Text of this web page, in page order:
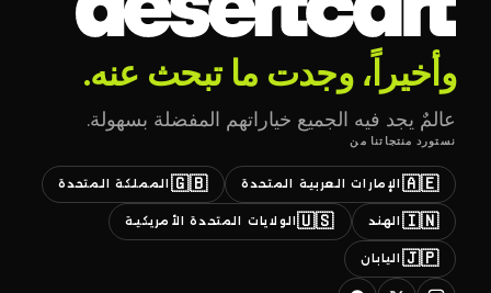
وأخيراً، وجدت ما تبحث عنه.
عالمٌ يجد فيه الجميع خياراتهم المفضلة بسهولة.
نستورد منتجاتنا من
🇦🇪 الإمارات العربية المتحدة 🇬🇧 المملكة المتحدة
🇮🇳 الهند 🇺🇸الولايات المتحدة الأمريكية
🇯🇵 اليابان